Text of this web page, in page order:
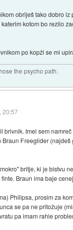
obriješ tako dobro
kotom bo rezilo
po kopži se mi
the psycho path.
20:57
brivnik. Imel sem
Braun Freeglider
britje, ki je bistvu
Braun ima baje
Philipsa, prosim za
se pa ne pritožuje
pa imam rahle